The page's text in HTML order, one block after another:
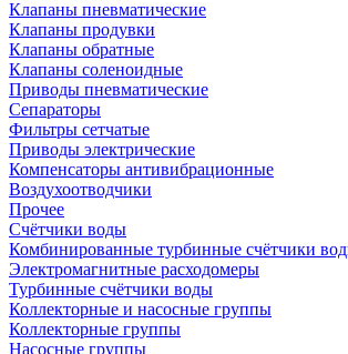
Клапаны пневматические
Клапаны продувки
Клапаны обратные
Клапаны соленоидные
Приводы пневматические
Сепараторы
Фильтры сетчатые
Приводы электрические
Компенсаторы антивибрационные
Воздухоотводчики
Прочее
Счётчики воды
Комбинированные турбинные счётчики
Электромагнитные расходомеры
Турбинные счётчики воды
Коллекторные и насосные группы
Коллекторные группы
Насосные группы